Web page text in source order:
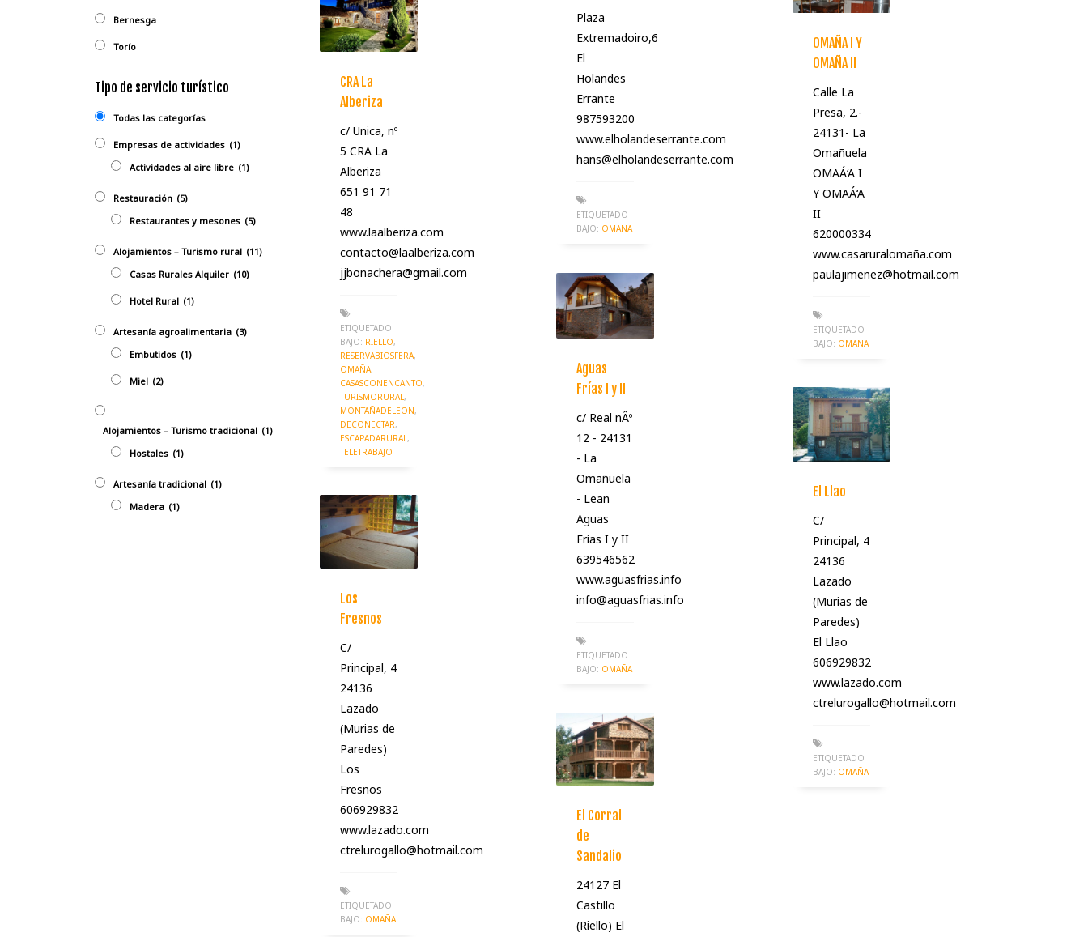
Plaza
Extremadoiro,6
El
Holandes
Errante
987593200
www.elholandeserrante.com
hans@elholandeserrante.com
ETIQUETADO
BAJO: OMAÑA
OMAÑA I Y
OMAÑA II
Calle La
Presa, 2.-
24131- La
Omañuela
OMAÁ‘A I
Y OMAÁ‘A
II
620000334
www.casaruralomaña.com
paulajimenez@hotmail.com
ETIQUETADO
BAJO: OMAÑA
CRA La
Alberiza
c/ Unica, nº
5 CRA La
Alberiza
651 91 71
48
www.laalberiza.com
contacto@laalberiza.com
jjbonachera@gmail.com
ETIQUETADO
BAJO: RIELLO,
RESERVABIOSFERA,
OMAÑA,
CASASCONENCANTO,
TURISMORURAL ,
MONTAÑADELEON,
DECONECTAR,
ESCAPADARURAL ,
TELETRABAJO
Aguas
Frías I y II
c/ Real nÂº
12 - 24131
- La
Omañuela
- Lean
Aguas
Frías I y II
639546562
www.aguasfrias.info
info@aguasfrias.info
ETIQUETADO
BAJO: OMAÑA
El Llao
C/
Principal, 4
24136
Lazado
(Murias de
Paredes)
El Llao
606929832
www.lazado.com
ctrelurogallo@hotmail.com
ETIQUETADO
BAJO: OMAÑA
Los
Fresnos
C/
Principal, 4
24136
Lazado
(Murias de
Paredes)
Los
Fresnos
606929832
www.lazado.com
ctrelurogallo@hotmail.com
ETIQUETADO
BAJO: OMAÑA
El Corral
de
Sandalio
24127 El
Castillo
(Riello) El
Bernesga
Torío
Tipo de servicio turístico
Todas las categorías
Empresas de actividades (1)
Actividades al aire libre (1)
Restauración (5)
Restaurantes y mesones (5)
Alojamientos – Turismo rural (11)
Casas Rurales Alquiler (10)
Hotel Rural (1)
Artesanía agroalimentaria (3)
Embutidos (1)
Miel (2)
Alojamientos – Turismo tradicional (1)
Hostales (1)
Artesaní­a tradicional (1)
Madera (1)